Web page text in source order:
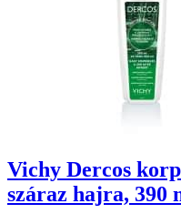
Vichy Dercos
száraz hajra, 390